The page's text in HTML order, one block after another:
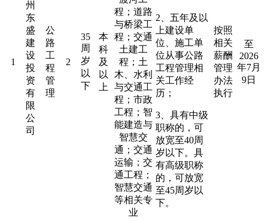
1
州
东
盛
建
设
投
资
有
限
公
司
公
路
工
程
管
理
2
35
周
岁
以
下
本
科
及
以
上
程；道路
与桥梁工
程；交通
土建工
程；土
木、水利
与交通工
程；市政
工程；智
能建造与
智慧交
通；交通
运输；交
通工程；
智慧交通
等相关专
业
2、五年及以
上建设单
位、施工单
位从事公路
工程管理相
关工作经
历；
3、具有中级
职称的，可
放宽至40周
岁以下。具
有高级职称
的，可放宽
至45周岁以
下。
按照
相关
薪酬
管理
办法
执行
至
2026
年7月
9日